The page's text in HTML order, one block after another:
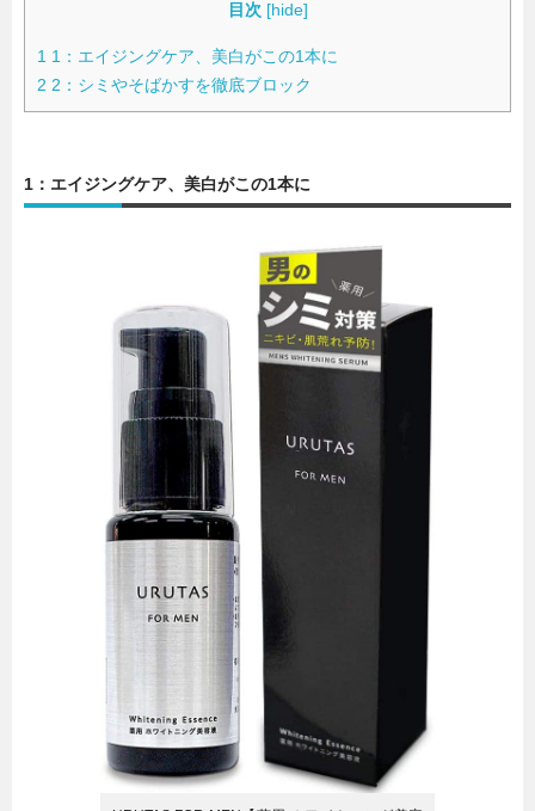
目次 [hide]
1 1：エイジングケア、美白がこの1本に
2 2：シミやそばかすを徹底ブロック
1：エイジングケア、美白がこの1本に